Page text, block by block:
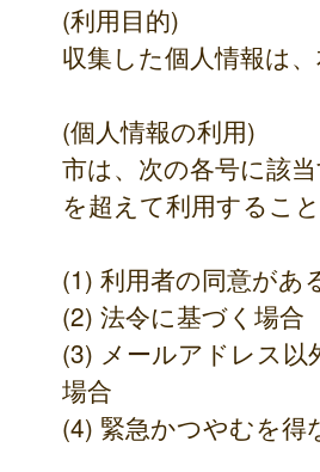
(利用目的)
収集した個人情報は
(個人情報の利用)
市は、次の各号に該
を超えて利用するこ
(1) 利用者の同意があ
(2) 法令に基づく場合
(3) メールアドレス以
場合
(4) 緊急かつやむを得